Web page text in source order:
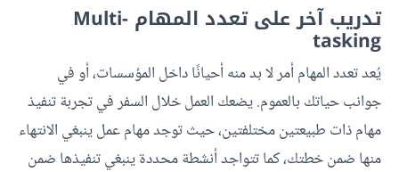
تدريب آخر على تعدد المهام Multi-
tasking
يُعد تعدد المهام أمر لا بد منه أحيانًا داخل المؤسسات، أو في
جوانب حياتك بالعموم. يضعك العمل خلال السفر في تجربة تنفيذ
مهام ذات طبيعتين مختلفتين، حيث توجد مهام عمل ينبغي الانتهاء
منها ضمن خطتك، كما تتواجد أنشطة محددة ينبغي تنفيذها ضمن